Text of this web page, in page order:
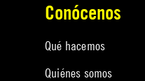
Conócenos
Qué hacemos
Quiénes somos